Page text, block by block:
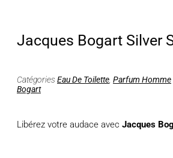
Jacques Bogart Silver
CatégoriesEau De Toilette Parfum Homme
Bogart
Libérez votre audace avec Jacques